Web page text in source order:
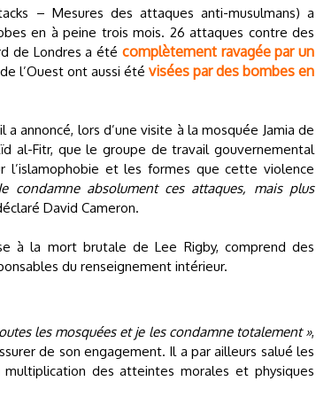
– Mesures des attaques anti-musulmans) a
en à peine trois mois. 26 attaques contre des
de Londres a été complètement ravagée par un
l’Ouest ont aussi été visées par des bombes en
annoncé, lors d’une visite à la mosquée Jamia de
al-Fitr, que le groupe de travail gouvernemental
l’islamophobie et les formes que cette violence
condamne absolument ces attaques, mais plus
David Cameron.
à la mort brutale de Lee Rigby, comprend des
du renseignement intérieur.
les mosquées et je les condamne totalement »,
de son engagement. Il a par ailleurs salué les
des atteintes morales et physiques